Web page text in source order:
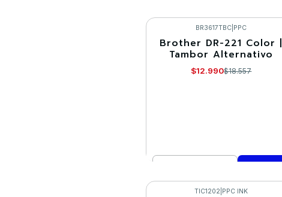
Comprar ahora
-30%
BR3617TBC PPC
Brother DR-221 Color |
Tambor Alternativo
$12.990$18.557
Comprar ahora
TIC1202 PPC INK